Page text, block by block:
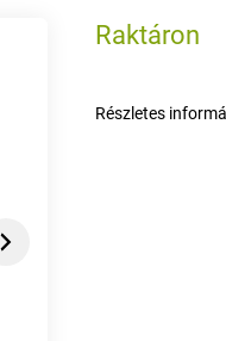
Next
Raktáron
Részletes